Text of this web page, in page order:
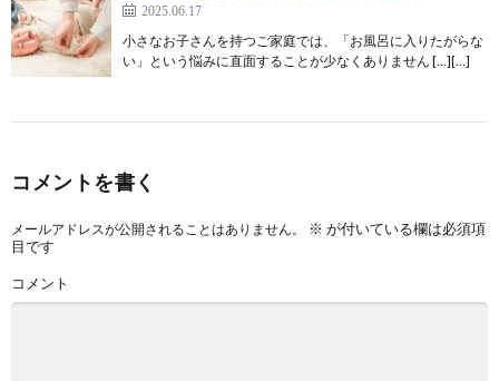
2025.06.17
小さなお子さんを持つご家庭では、「お風呂に入りたがらな
い」という悩みに直面することが少なくありません […][…]
コメントを書く
メールアドレスが公開されることはありません。 ※ が付いている欄は必須項
目です
コメント